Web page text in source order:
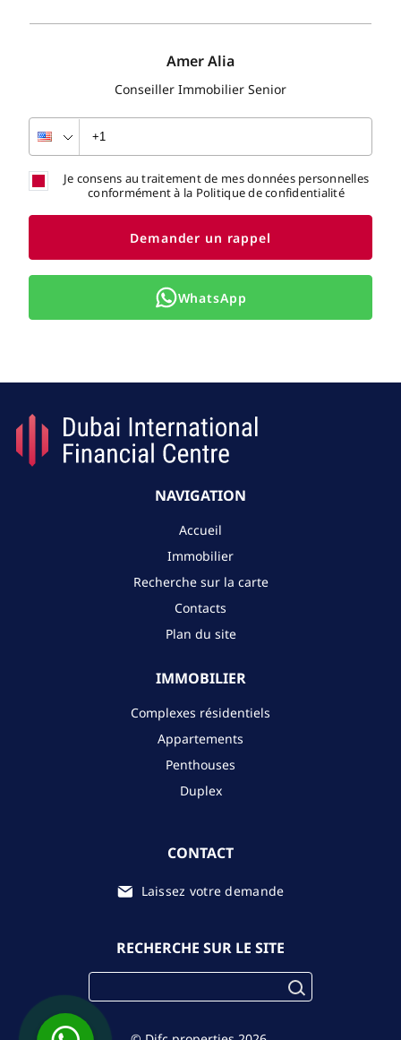
Amer Alia
Conseiller Immobilier Senior
Je consens au traitement de mes données personnelles
conformément à la Politique de confidentialité
Demander un rappel
WhatsApp
NAVIGATION
Accueil
Immobilier
Recherche sur la carte
Contacts
Plan du site
IMMOBILIER
Complexes résidentiels
Appartements
Penthouses
Duplex
CONTACT
Laissez votre demande
RECHERCHE SUR LE SITE